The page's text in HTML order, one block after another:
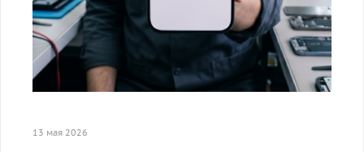
13 мая 2026